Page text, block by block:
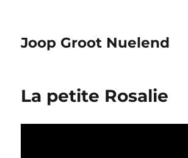
Joop Groot Nuelend
La petite Rosalie